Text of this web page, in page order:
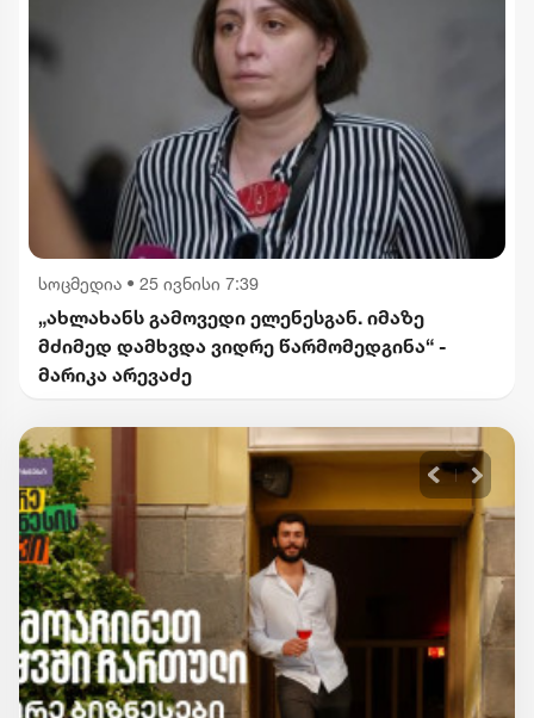
სოცმედია • 25 ივნისი 7:39
„ახლახანს გამოვედი ელენესგან. იმაზე
მძიმედ დამხვდა ვიდრე წარმომედგინა“ -
მარიკა არევაძე